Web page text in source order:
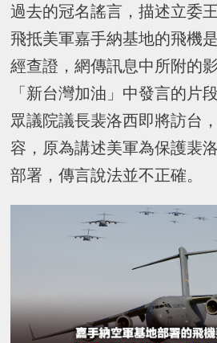
過去的冠名謠言，描述立委
飛抵美軍嘉手納基地的飛機
經查證，網傳訊息中所附的
「新台灣加油」中發言的片
眾議院議長裴洛西即將訪台
容，原為講述美軍為保護裴
部署，傳言說法並不正確。